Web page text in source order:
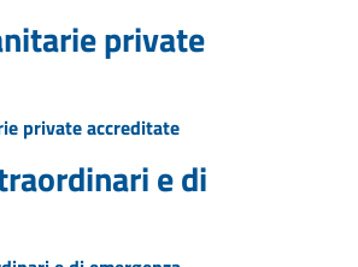
private
private accreditate
e di